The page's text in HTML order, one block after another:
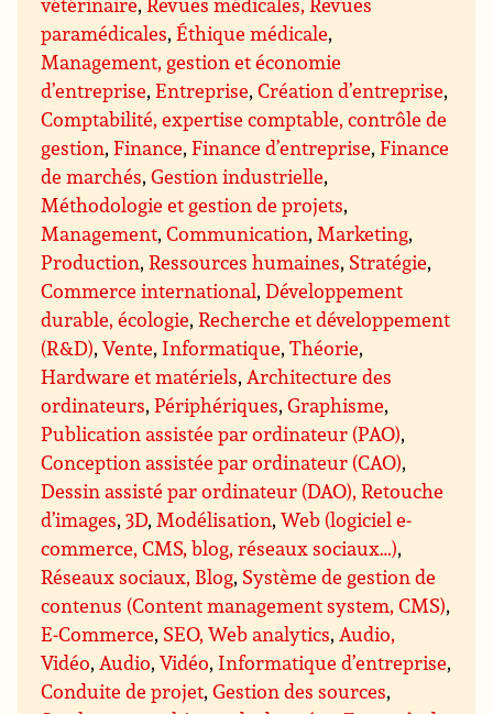
paramédicales,Éthique médicale,
Management, gestion et économie
d’entreprise,Entreprise,Création d’entreprise,
Comptabilité, expertise comptable, contrôle de
gestion,Finance,Finance d’entreprise,Finance
de marchés,Gestion industrielle,
Méthodologie et gestion de projets,
Management,Communication, Marketing,
Production,Ressources humaines, Stratégie,
Commerce international,Développement
durable, écologie,Recherche et développement
(R&D),Vente, Informatique,Théorie,
Hardware et matériels, Architecture des
ordinateurs,Périphériques,Graphisme,
Publication assistée par ordinateur (PAO),
Conception assistée par ordinateur (CAO),
Dessin assisté par ordinateur (DAO), Retouche
d’images,3D, Modélisation,Web (logiciel e-
commerce, CMS, blog, réseaux sociaux…),
Réseaux sociaux, Blog, Système de gestion de
contenus (Content management system, CMS),
E-Commerce, SEO, Web analytics, Audio,
Vidéo, Audio,Vidéo, Informatique d’entreprise,
Conduite de projet,Gestion des sources,